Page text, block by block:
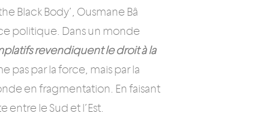
Black Body’, Ousmane Bâ
politique. Dans un monde
revendiquent le droit à la
pas par la force, mais par la
en fragmentation. En faisant
le Sud et l’Est.